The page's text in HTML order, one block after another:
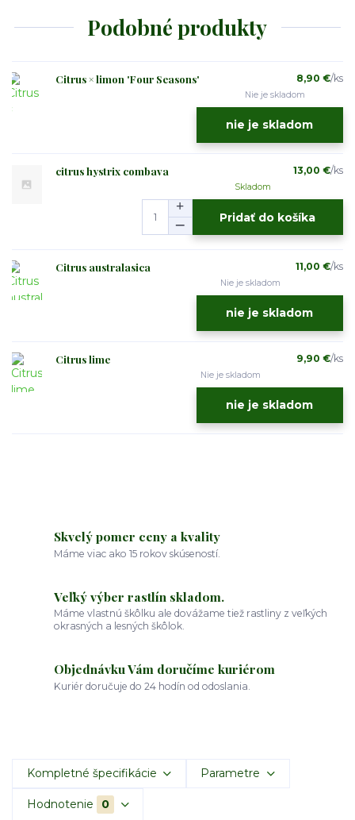
Podobné produkty
Citrus × limon 'Four Seasons' 8,90 €/ks
Nie je skladom
nie je skladom
citrus hystrix combava 13,00 €/ks
Skladom
Pridať do košíka
Citrus australasica 11,00 €/ks
Nie je skladom
nie je skladom
Citrus lime 9,90 €/ks
Nie je skladom
nie je skladom
Skvelý pomer ceny a kvality
Máme viac ako 15 rokov skúseností.
Veľký výber rastlín skladom.
Máme vlastnú škôlku ale dovážame tiež rastliny z veľkých
okrasných a lesných škôlok.
Objednávku Vám doručíme kuriérom
Kuriér doručuje do 24 hodín od odoslania.
Kompletné špecifikácie Parametre
Hodnotenie 0